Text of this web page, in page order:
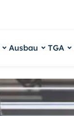
Ausbau TGA